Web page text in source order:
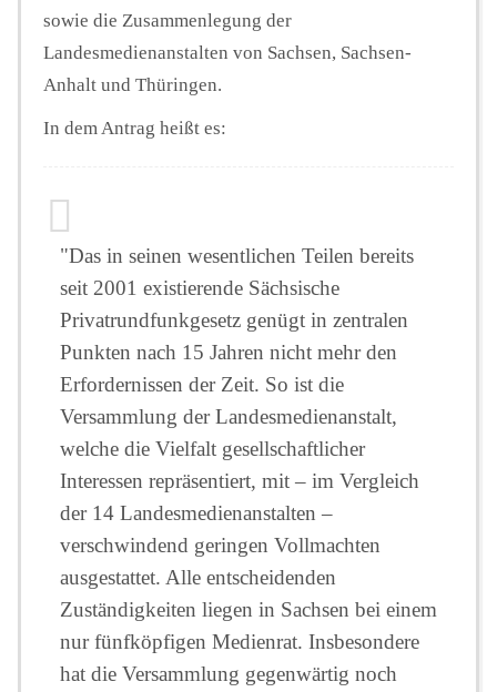
sowie die Zusammenlegung der
Landesmedienanstalten von Sachsen, Sachsen-
Anhalt und Thüringen.
In dem Antrag heißt es:
"Das in seinen wesentlichen Teilen bereits
seit 2001 existierende Sächsische
Privatrundfunkgesetz genügt in zentralen
Punkten nach 15 Jahren nicht mehr den
Erfordernissen der Zeit. So ist die
Versammlung der Landesmedienanstalt,
welche die Vielfalt gesellschaftlicher
Interessen repräsentiert, mit – im Vergleich
der 14 Landesmedienanstalten –
verschwindend geringen Vollmachten
ausgestattet. Alle entscheidenden
Zuständigkeiten liegen in Sachsen bei einem
nur fünfköpfigen Medienrat. Insbesondere
hat die Versammlung gegenwärtig noch